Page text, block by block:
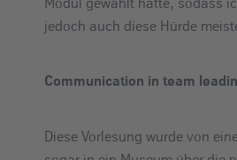
jedoch auch diese Hürde
Communication in team
Diese Vorlesung wurde von